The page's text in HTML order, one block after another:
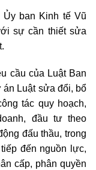
Ủy ban Kinh tế Vũ
sự cần thiết sửa
cầu của Luật Ban
án Luật sửa đổi, bổ
tác quy hoạch,
đầu tư theo
đấu thầu, trong
đến nguồn lực,
cấp, phân quyền